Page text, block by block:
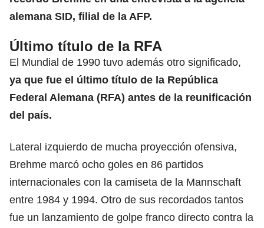
alemana SID, filial de la AFP.
Último título de la RFA
El Mundial de 1990 tuvo además otro significado,
ya que fue el último título de la República
Federal Alemana (RFA) antes de la reunificación
del país.
Lateral izquierdo de mucha proyección ofensiva,
Brehme marcó ocho goles en 86 partidos
internacionales con la camiseta de la Mannschaft
entre 1984 y 1994. Otro de sus recordados tantos
fue un lanzamiento de golpe franco directo contra la